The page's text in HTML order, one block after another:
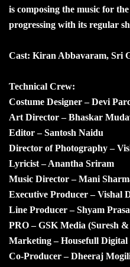
is composing the music for
progressing with its regular
Cast: Kiran Abbavaram, Sri
Technical Crew:
Costume Designer – Devi
Art Director – Bhaskar
Editor – Santosh Naidu
Director of Photography –
Lyricist – Anantha Sriram
Music Director – Mani
Executive Producer – Vishal
Line Producer – Shyam
PRO – GSK Media (Suresh
Marketing – Housefull Digital
Co-Producer – Dheeraj